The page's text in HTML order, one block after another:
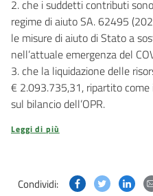
2. che i suddetti contributi
regime di aiuto SA. 62495
le misure di aiuto di Stato a
nell’attuale emergenza del
3. che la liquidazione delle
€ 2.093.735,31, ripartito come
sul bilancio dell’OPR.
Leggi di più
Condividi: Condividi